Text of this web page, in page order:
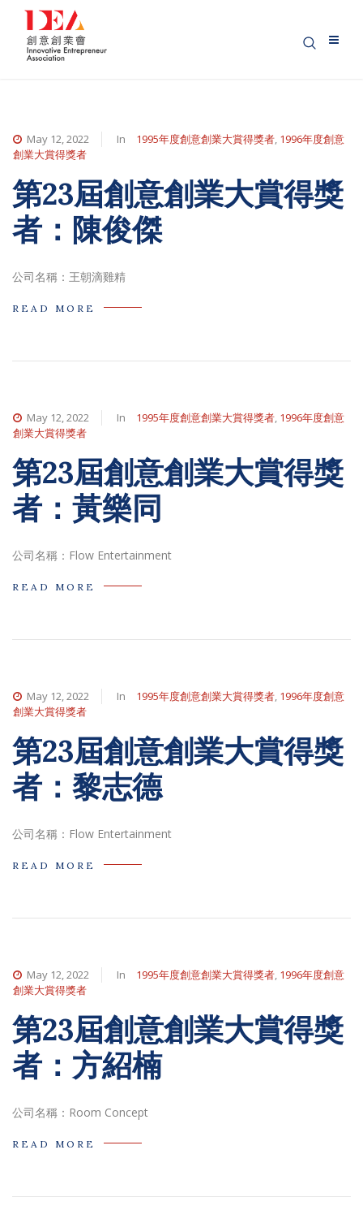
May 12, 2022 In 1995年度創意創業大賞得獎者, 1996年度創意
創業大賞得獎者
第23屆創意創業大賞得獎
者：陳俊傑
公司名稱：王朝滴雞精
READ MORE
May 12, 2022 In 1995年度創意創業大賞得獎者, 1996年度創意
創業大賞得獎者
第23屆創意創業大賞得獎
者：黃樂同
公司名稱：Flow Entertainment
READ MORE
May 12, 2022 In 1995年度創意創業大賞得獎者, 1996年度創意
創業大賞得獎者
第23屆創意創業大賞得獎
者：黎志德
公司名稱：Flow Entertainment
READ MORE
May 12, 2022 In 1995年度創意創業大賞得獎者, 1996年度創意
創業大賞得獎者
第23屆創意創業大賞得獎
者：方紹楠
公司名稱：Room Concept
READ MORE